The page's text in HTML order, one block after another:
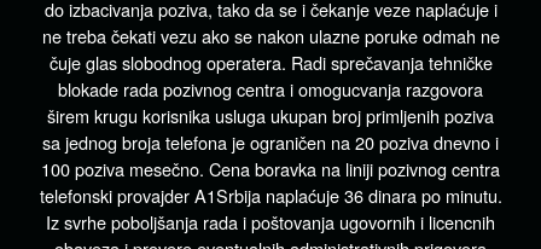
do izbacivanja poziva, tako da se i čekanje veze naplaćuje i
ne treba čekati vezu ako se nakon ulazne poruke odmah ne
čuje glas slobodnog operatera. Radi sprečavanja tehničke
blokade rada pozivnog centra i omogucvanja razgovora
širem krugu korisnika usluga ukupan broj primljenih poziva
sa jednog broja telefona je ograničen na 20 poziva dnevno i
100 poziva mesečno. Cena boravka na liniji pozivnog centra
telefonski provajder A1Srbija naplaćuje 36 dinara po minutu.
Iz svrhe poboljšanja rada i poštovanja ugovornih i licencnih